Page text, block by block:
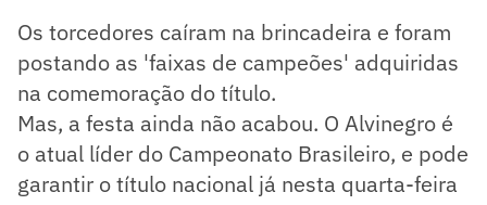
Os torcedores caíram na brincadeira e foram
postando as 'faixas de campeões' adquiridas
na comemoração do título.
Mas, a festa ainda não acabou. O Alvinegro é
o atual líder do Campeonato Brasileiro, e pode
garantir o título nacional já nesta quarta-feira